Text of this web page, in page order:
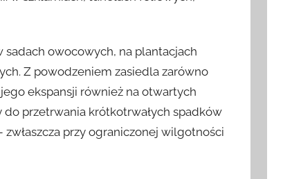
owocowych, na plantacjach
Z powodzeniem zasiedla zarówno
ekspansji również na otwartych
przetrwania krótkotrwałych spadków
przy ograniczonej wilgotności